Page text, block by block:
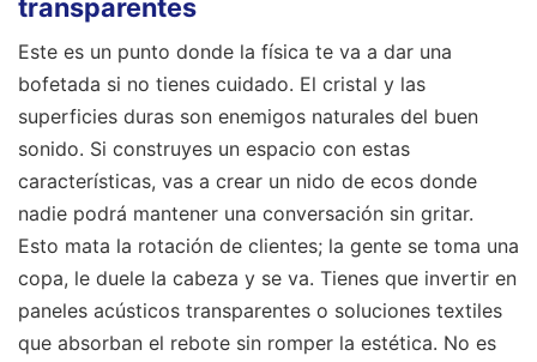
transparentes
Este es un punto donde la física te va a dar una
bofetada si no tienes cuidado. El cristal y las
superficies duras son enemigos naturales del buen
sonido. Si construyes un espacio con estas
características, vas a crear un nido de ecos donde
nadie podrá mantener una conversación sin gritar.
Esto mata la rotación de clientes; la gente se toma una
copa, le duele la cabeza y se va. Tienes que invertir en
paneles acústicos transparentes o soluciones textiles
que absorban el rebote sin romper la estética. No es